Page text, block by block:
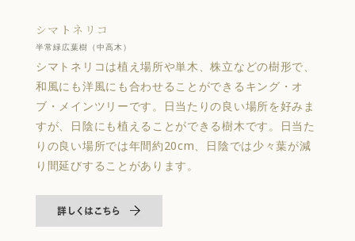
シマトネリコ
半常緑広葉樹（中高木）
シマトネリコは植え場所や単木、株立などの樹形で、
和風にも洋風にも合わせることができるキング・オ
ブ・メインツリーです。日当たりの良い場所を好みま
すが、日陰にも植えることができる樹木です。日当た
りの良い場所では年間約20cm、日陰では少々葉が減
り間延びすることがあります。